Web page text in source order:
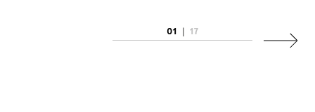
01 17